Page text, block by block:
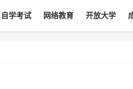
自学考试 网络教育 开放大学